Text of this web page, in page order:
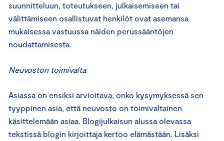
suunnitteluun, toteutukseen, julkaisemiseen tai
välittämiseen osallistuvat henkilöt ovat asemansa
mukaisessa vastuussa näiden perussääntöjen
noudattamisesta.
Neuvoston toimivalta
Asiassa on ensiksi arvioitava, onko kysymyksessä sen
tyyppinen asia, että neuvosto on toimivaltainen
käsittelemään asiaa. Blogijulkaisun alussa olevassa
tekstissä blogin kirjoittaja kertoo elämästään. Lisäksi